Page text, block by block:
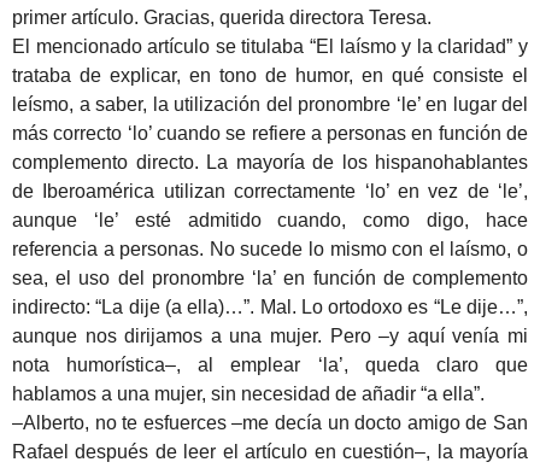
primer artículo. Gracias, querida directora Teresa.
El mencionado artículo se titulaba “El laísmo y la claridad” y
trataba de explicar, en tono de humor, en qué consiste el
leísmo, a saber, la utilización del pronombre ‘le’ en lugar del
más correcto ‘lo’ cuando se refiere a personas en función de
complemento directo. La mayoría de los hispanohablantes
de Iberoamérica utilizan correctamente ‘lo’ en vez de ‘le’,
aunque ‘le’ esté admitido cuando, como digo, hace
referencia a personas. No sucede lo mismo con el laísmo, o
sea, el uso del pronombre ‘la’ en función de complemento
indirecto: “La dije (a ella)…”. Mal. Lo ortodoxo es “Le dije…”,
aunque nos dirijamos a una mujer. Pero –y aquí venía mi
nota humorística–, al emplear ‘la’, queda claro que
hablamos a una mujer, sin necesidad de añadir “a ella”.
–Alberto, no te esfuerces –me decía un docto amigo de San
Rafael después de leer el artículo en cuestión–, la mayoría